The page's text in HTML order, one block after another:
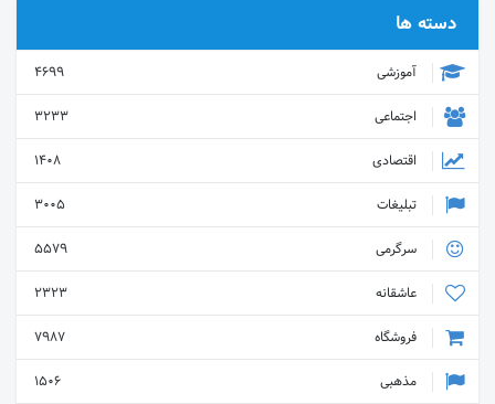
دسته ها
آموزشی
4699
اجتماعی
3233
اقتصادی
1408
تبلیغات
3005
سرگرمی
5579
عاشقانه
2323
فروشگاه
7987
مذهبی
1506